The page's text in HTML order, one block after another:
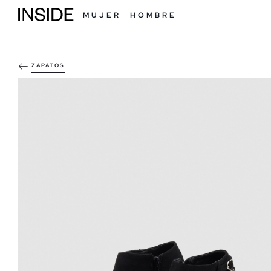
MUJER HOMBRE
ZAPATOS